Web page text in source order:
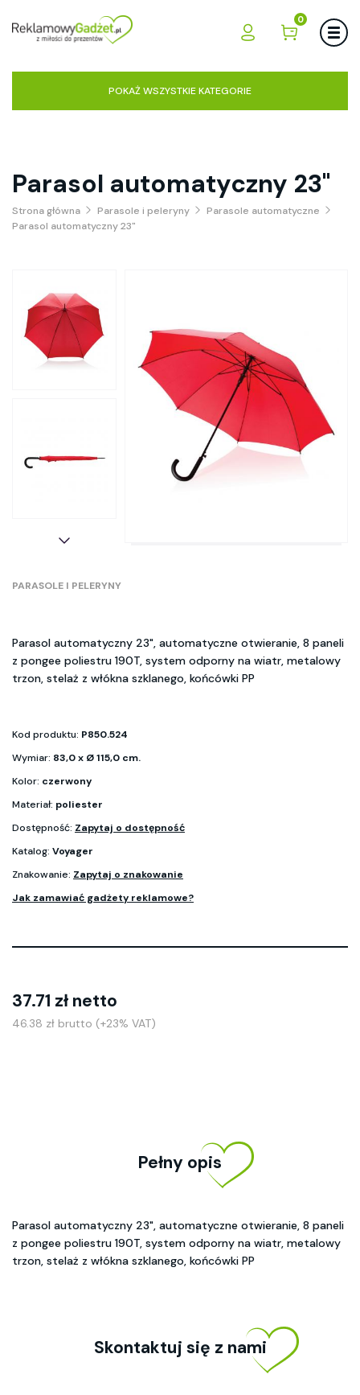
0
POKAŻ WSZYSTKIE KATEGORIE
Parasol automatyczny 23"
Strona główna Parasole i peleryny
Parasole automatyczne
Parasol automatyczny 23"
PARASOLE I PELERYNY
Parasol automatyczny 23", automatyczne otwieranie, 8 paneli
z pongee poliestru 190T, system odporny na wiatr, metalowy
trzon, stelaż z włókna szklanego, końcówki PP
Kod produktu: P850.524
Wymiar: 83,0 x Ø 115,0 cm.
Kolor: czerwony
Materiał: poliester
Dostępność: Zapytaj o dostępność
Katalog: Voyager
Znakowanie: Zapytaj o znakowanie
Jak zamawiać gadżety reklamowe?
37.71 zł netto
46.38 zł brutto (+23% VAT)
Pełny opis
Parasol automatyczny 23", automatyczne otwieranie, 8 paneli
z pongee poliestru 190T, system odporny na wiatr, metalowy
trzon, stelaż z włókna szklanego, końcówki PP
Skontaktuj się z nami